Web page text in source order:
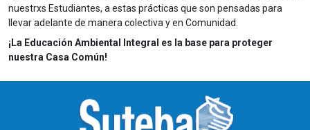
nuestrxs Estudiantes, a estas prácticas que son pensadas para
llevar adelante de manera colectiva y en Comunidad.
¡La Educación Ambiental Integral es la base para proteger
nuestra Casa Común!